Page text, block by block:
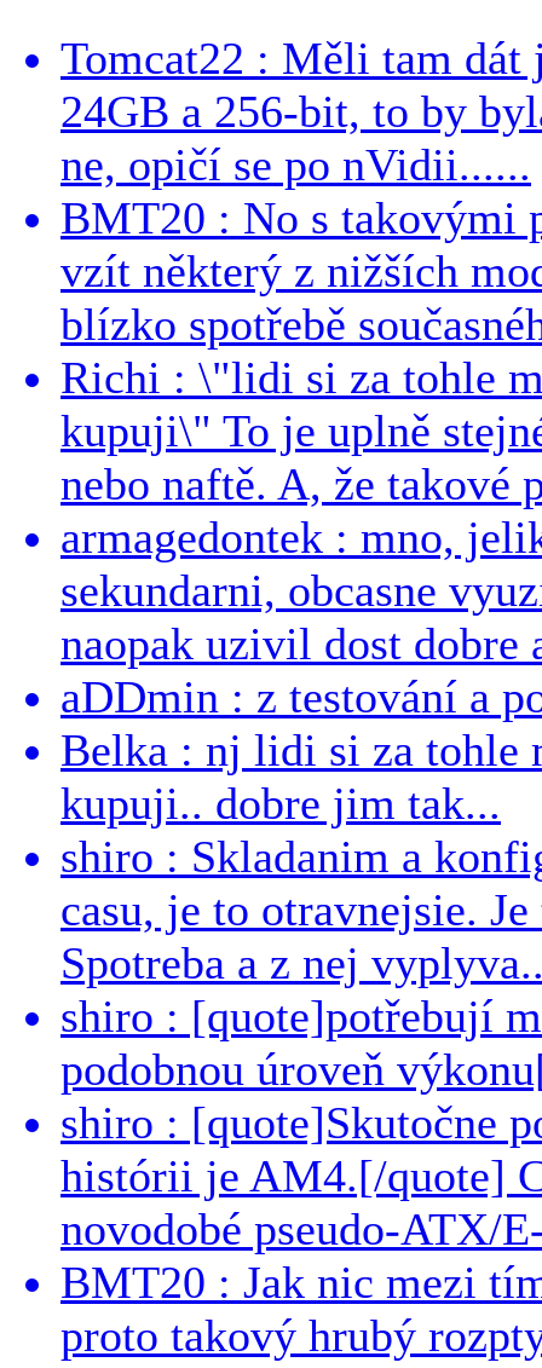
Tomcat22 : Měli tam dát
24GB a 256-bit, to by
ne, opičí se po nVidii......
BMT20 : No s takovými
vzít některý z nižších
blízko spotřebě
Richi : \"lidi si za tohle
kupuji\" To je uplně
nebo naftě. A, že takové
armagedontek : mno,
sekundarni, obcasne
naopak uzivil dost dobre
aDDmin : z testování a
Belka : nj lidi si za tohle
kupuji.. dobre jim tak...
shiro : Skladanim a
casu, je to otravnejsie.
Spotreba a z nej
shiro : [quote]potřebují
podobnou úroveň
shiro : [quote]Skutočne
histórii je AM4.[/quote]
novodobé pseudo-ATX/
BMT20 : Jak nic mezi
proto takový hrubý